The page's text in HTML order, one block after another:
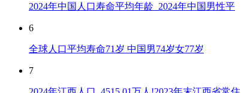
2024年中国人口寿命平均年龄_2024年中国男性平
6
全球人口平均寿命71岁 中国男74岁女77岁
7